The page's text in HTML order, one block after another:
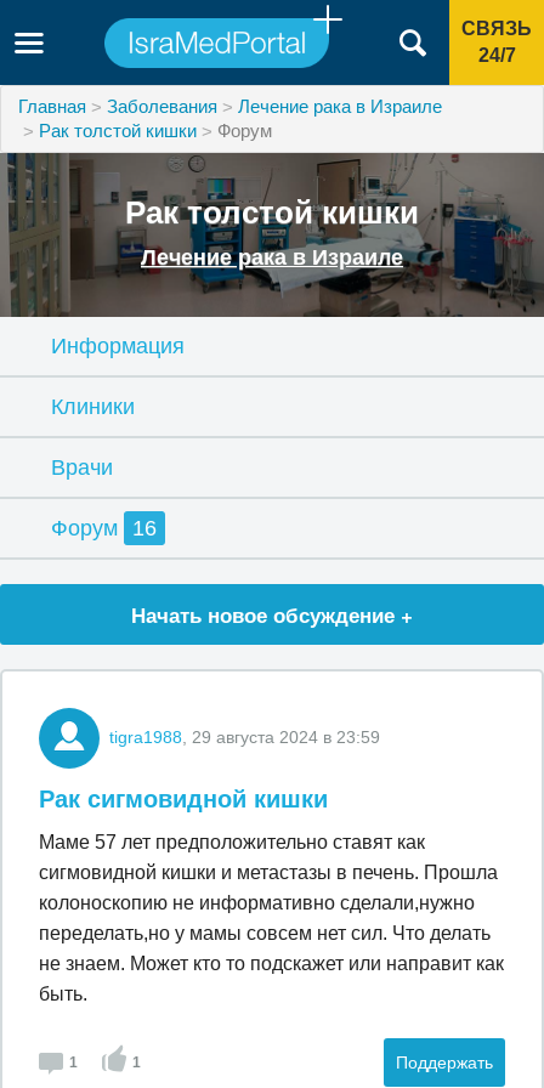
СВЯЗЬ
24/7
Главная Заболевания
Лечение рака в Израиле
Рак толстой кишки
Форум
Рак толстой кишки
Лечение рака в Израиле
Информация
Клиники
Врачи
Форум 16
Начать новое обсуждение +
tigra1988 , 29 августа 2024 в 23:59
Рак сигмовидной кишки
Маме 57 лет предположительно ставят как
сигмовидной кишки и метастазы в печень. Прошла
колоноскопию не информативно сделали,нужно
переделать,но у мамы совсем нет сил. Что делать
не знаем. Может кто то подскажет или направит как
быть.
1 1 Поддержать